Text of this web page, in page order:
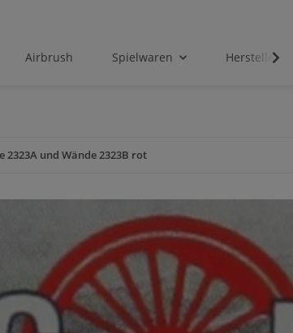
Airbrush Spielwaren Hersteller
2323A und Wände 2323B rot